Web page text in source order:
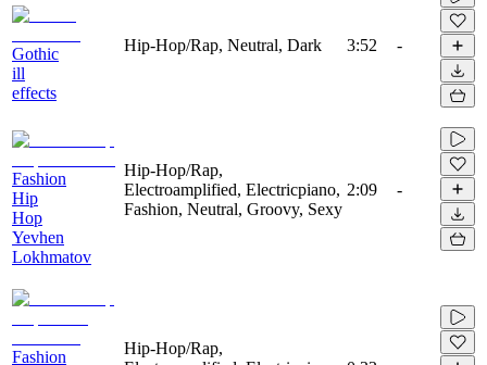
Gothic
ill
effects
Hip-Hop/Rap, Neutral, Dark 3:52 -
Fashion
Hip
Hop
Yevhen
Lokhmatov
Hip-Hop/Rap,
Electroamplified, Electricpiano,
Fashion, Neutral, Groovy, Sexy
2:09 -
Fashion
Hip-Hop/Rap,